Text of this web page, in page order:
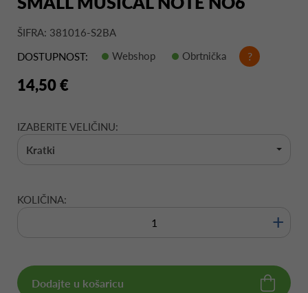
ŠIFRA: 381016-S2BA
DOSTUPNOST:
Webshop Obrtnička ?
14,50 €
IZABERITE VELIČINU:
Kratki
KOLIČINA:
+
Dodajte u košaricu